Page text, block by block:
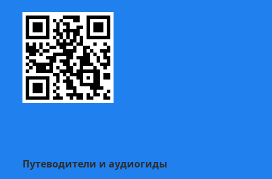
Путеводители и аудиогиды